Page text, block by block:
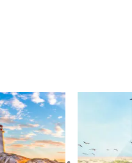
Plage
de
prix :
€ 43,50
à
€ 246,78